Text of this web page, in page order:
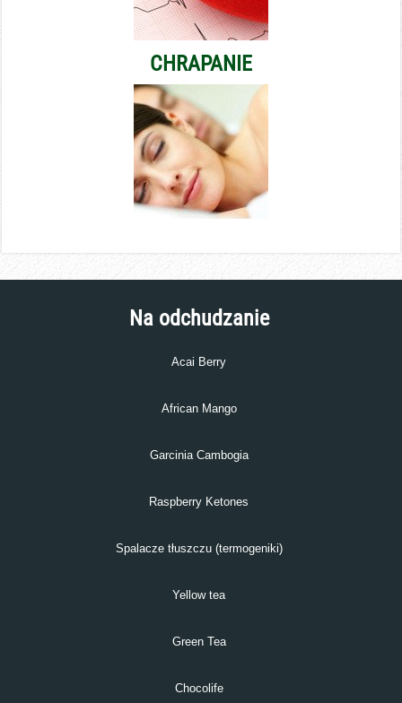
CHRAPANIE
Na odchudzanie
Acai Berry
African Mango
Garcinia Cambogia
Raspberry Ketones
Spalacze tłuszczu (termogeniki)
Yellow tea
Green Tea
Chocolife